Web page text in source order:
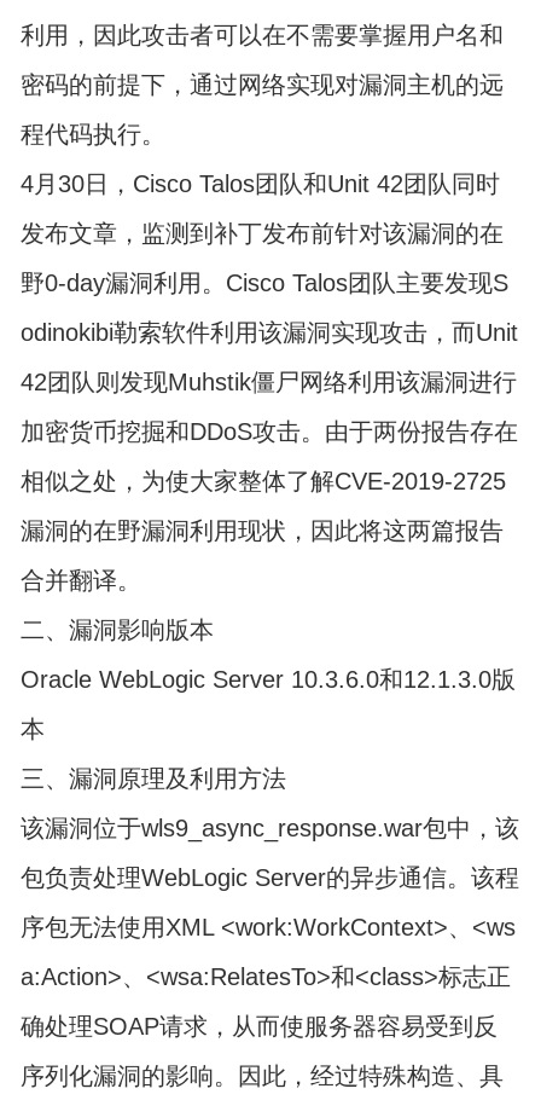
利用，因此攻击者可以在不需要掌握用户名和
密码的前提下，通过网络实现对漏洞主机的远
程代码执行。
4月30日，Cisco Talos团队和Unit 42团队同时
发布文章，监测到补丁发布前针对该漏洞的在
野0-day漏洞利用。Cisco Talos团队主要发现S
odinokibi勒索软件利用该漏洞实现攻击，而Unit
42团队则发现Muhstik僵尸网络利用该漏洞进行
加密货币挖掘和DDoS攻击。由于两份报告存在
相似之处，为使大家整体了解CVE-2019-2725
漏洞的在野漏洞利用现状，因此将这两篇报告
合并翻译。
二、漏洞影响版本
Oracle WebLogic Server 10.3.6.0和12.1.3.0版
本
三、漏洞原理及利用方法
该漏洞位于wls9_async_response.war包中，该
包负责处理WebLogic Server的异步通信。该程
序包无法使用XML <work:WorkContext>、<ws
a:Action>、<wsa:RelatesTo>和<class>标志正
确处理SOAP请求，从而使服务器容易受到反
序列化漏洞的影响。因此，经过特殊构造、具